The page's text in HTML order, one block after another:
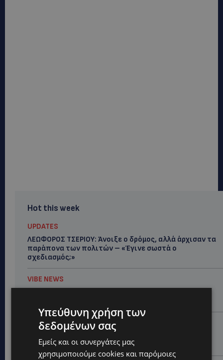
Hot this week
UPDATES
ΛΕΩΦΟΡΟΣ ΤΣΕΡΙΟΥ: Άνοιξε ο δρόμος, αλλά άρχισαν τα
παράπονα των πολιτών – «Έγινε σωστά ο
σχεδιασμός;»
VIBE NEWS
VIBE NEWS
Φεστιβάλ Κινηματογράφου της Βενετίας
Υπεύθυνη χρήση των
δεδομένων σας
Εμείς και οι συνεργάτες μας
χρησιμοποιούμε cookies και παρόμοιες